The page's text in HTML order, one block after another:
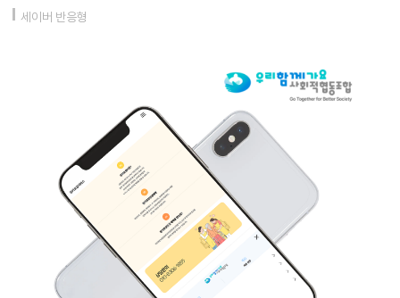
세이버 반응형